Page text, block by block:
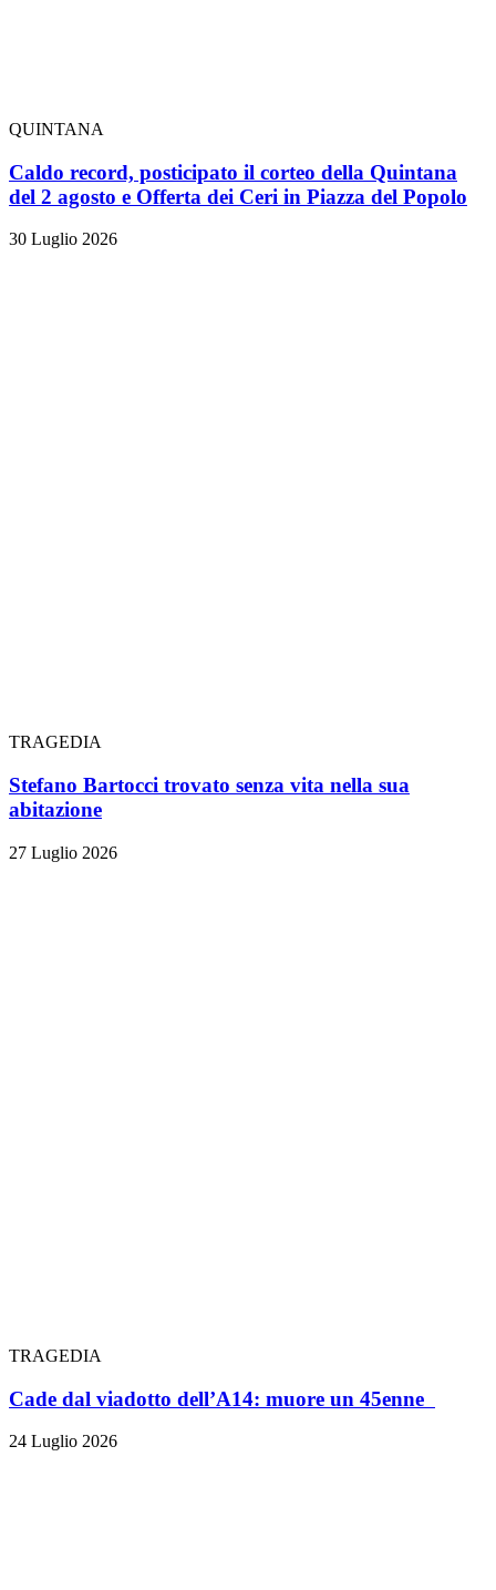
QUINTANA
Caldo record, posticipato il corteo della Quintana
del 2 agosto e Offerta dei Ceri in Piazza del Popolo
30 Luglio 2026
TRAGEDIA
Stefano Bartocci trovato senza vita nella sua
abitazione
27 Luglio 2026
TRAGEDIA
Cade dal viadotto dell’A14: muore un 45enne
24 Luglio 2026